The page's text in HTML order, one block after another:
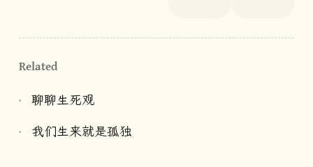
Related
聊聊生死观
我们生来就是孤独